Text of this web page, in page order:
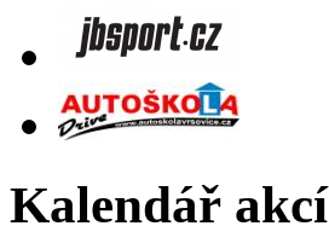
Kalendář akcí